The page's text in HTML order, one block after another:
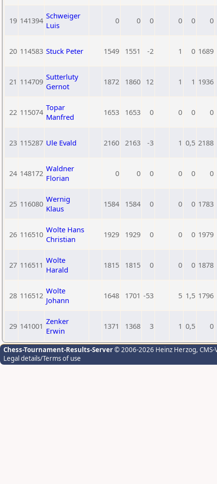
19 141394 Schweiger
Luis
0 0 0 0 0 0
20 114583 Stuck Peter 1549 1551 -2 1 0 1689
21 114709 Sutterluty
Gernot
1872 1860 12 1 1 1936
22 115074 Topar
Manfred
1653 1653 0 0 0 0
23 115287 Ule Evald 2160 2163 -3 1 0,5 2188
24 148172 Waldner
Florian
0 0 0 0 0 0
25 116080 Wernig
Klaus
1584 1584 0 0 0 1783
26 116510 Wolte Hans
Christian
1929 1929 0 0 0 1979
27 116511 Wolte
Harald
1815 1815 0 0 0 1878
28 116512 Wolte
Johann
1648 1701 -53 5 1,5 1796
29 141001 Zenker
Erwin
1371 1368 3 1 0,5 0
Chess-Tournament-Results-Server© 2006-2026 Heinz Herzog,
Legal details/Terms of use